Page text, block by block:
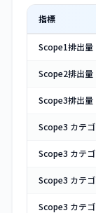
指標
Scope1排出量
Scope2排出量
Scope3排出量
Scope3 カテ
Scope3 カテ
Scope3 カテ
Scope3 カテゴ